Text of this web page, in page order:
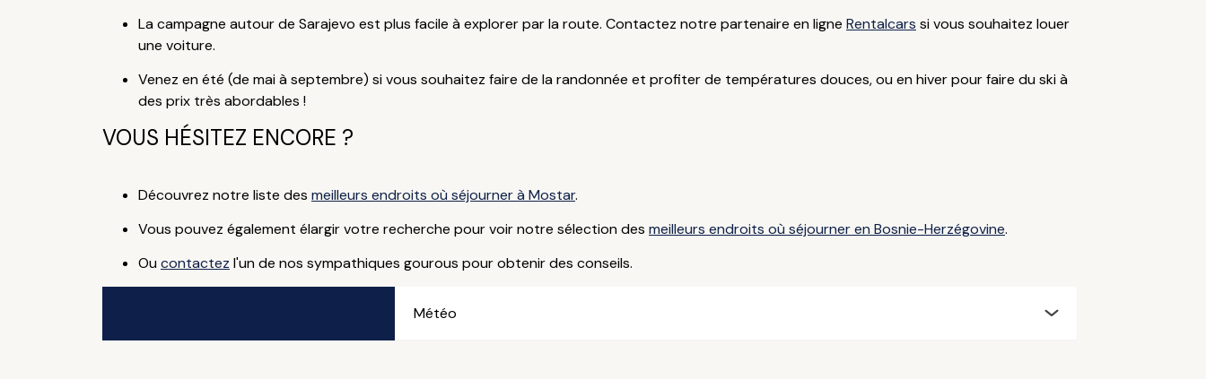
La campagne autour de Sarajevo est plus facile à explorer par la route. Contactez notre partenaire en ligne Rentalcars si vous souhaitez louer
une voiture.
Venez en été (de mai à septembre) si vous souhaitez faire de la randonnée et profiter de températures douces, ou en hiver pour faire du ski à
des prix très abordables !
VOUS HÉSITEZ ENCORE ?
Découvrez notre liste des meilleurs endroits où séjourner à Mostar.
Vous pouvez également élargir votre recherche pour voir notre sélection des meilleurs endroits où séjourner en Bosnie-Herzégovine.
Oucontactez l'un de nos sympathiques gourous pour obtenir des conseils.
Météo